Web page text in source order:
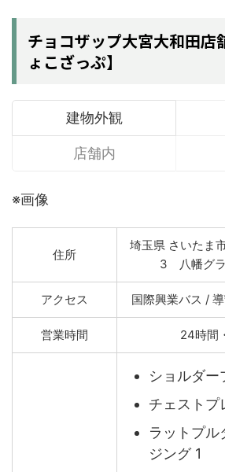
チョコザップ大宮大和田店
ょこざっぷ】
建物外観
店舗内
※画像
住所
埼玉県 さいたま
3 八幡グ
アクセス 国際興業バス /
営業時間 24時間
ショルダー
チェストプ
ラットプル
ジング 1